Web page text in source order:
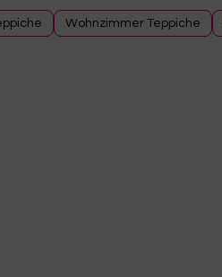
Wohnzimmer Teppiche
Verwendung reduzierter Daten zur
Erstellung von Profilen für personalisierte